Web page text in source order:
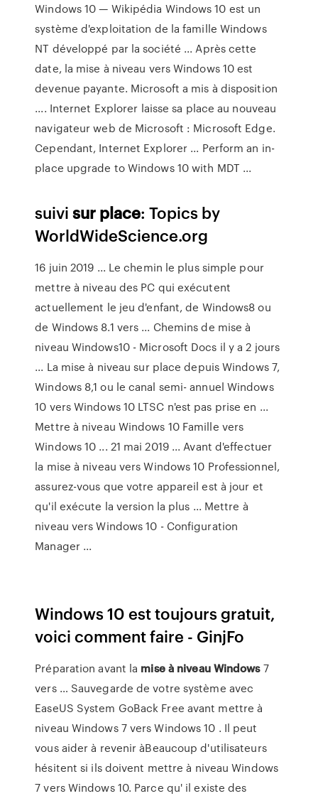
Windows 10 — Wikipédia Windows 10 est un
système d'exploitation de la famille Windows
NT développé par la société ... Après cette
date, la mise à niveau vers Windows 10 est
devenue payante. Microsoft a mis à disposition
.... Internet Explorer laisse sa place au nouveau
navigateur web de Microsoft : Microsoft Edge.
Cependant, Internet Explorer ... Perform an in-
place upgrade to Windows 10 with MDT ...
suivisur place: Topics by
WorldWideScience.org
16 juin 2019 ... Le chemin le plus simple pour
mettre à niveau des PC qui exécutent
actuellement le jeu d'enfant, de Windows8 ou
de Windows 8.1 vers ... Chemins de mise à
niveau Windows10 - Microsoft Docs il y a 2 jours
... La mise à niveau sur place depuis Windows 7,
Windows 8,1 ou le canal semi- annuel Windows
10 vers Windows 10 LTSC n'est pas prise en ...
Mettre à niveau Windows 10 Famille vers
Windows 10 ... 21 mai 2019 ... Avant d'effectuer
la mise à niveau vers Windows 10 Professionnel,
assurez-vous que votre appareil est à jour et
qu'il exécute la version la plus ... Mettre à
niveau vers Windows 10 - Configuration
Manager ...
Windows 10 est toujours gratuit,
voici comment faire - GinjFo
Préparation avant la mise à niveau Windows7
vers … Sauvegarde de votre système avec
EaseUS System GoBack Free avant mettre à
niveau Windows 7 vers Windows 10 . Il peut
vous aider à revenir àBeaucoup d'utilisateurs
hésitent si ils doivent mettre à niveau Windows
7 vers Windows 10. Parce qu' il existe des